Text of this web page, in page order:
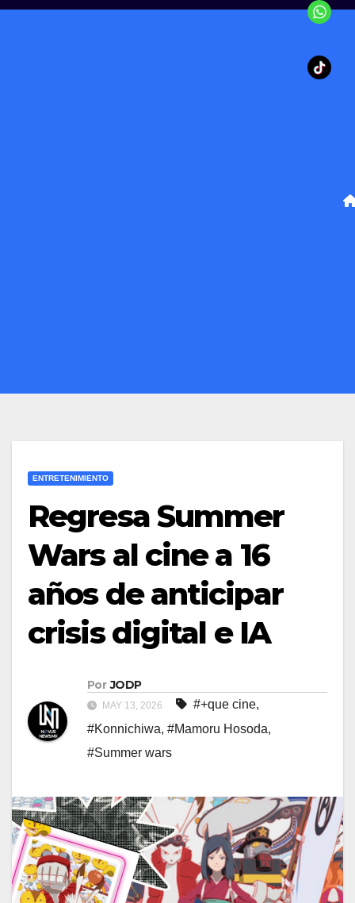
ENTRETENIMIENTO
Regresa Summer
Wars al cine a 16
años de anticipar
crisis digital e IA
Por JODP
MAY 13, 2026 #+que cine,
#Konnichiwa, #Mamoru Hosoda,
#Summer wars